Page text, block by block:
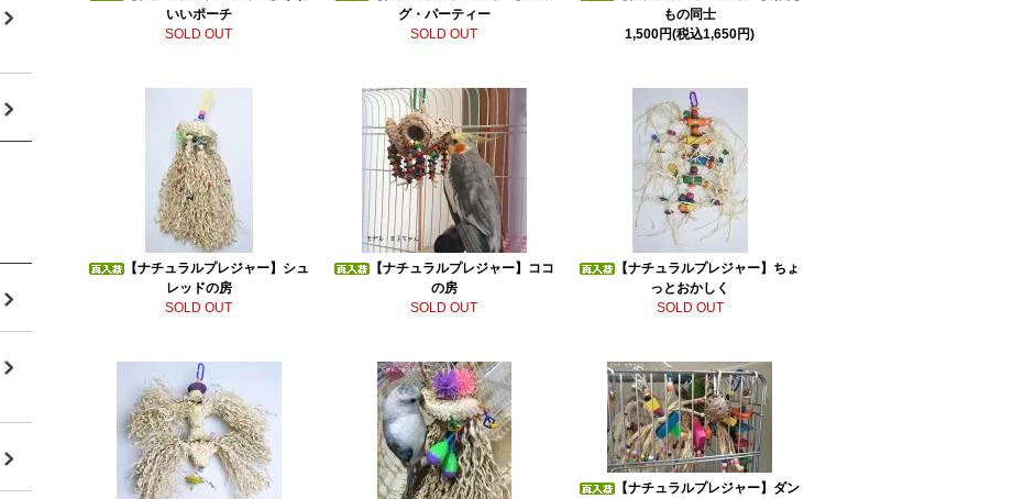
いいポーチ
SOLD OUT
グ・パーティー
SOLD OUT
もの同士
1,500円(税込1,650円)
【ナチュラルプレジャー】シュ
レッドの房
SOLD OUT
【ナチュラルプレジャー】ココ
の房
SOLD OUT
【ナチュラルプレジャー】ちょ
っとおかしく
SOLD OUT
【ナチュラルプレジャー】ダン